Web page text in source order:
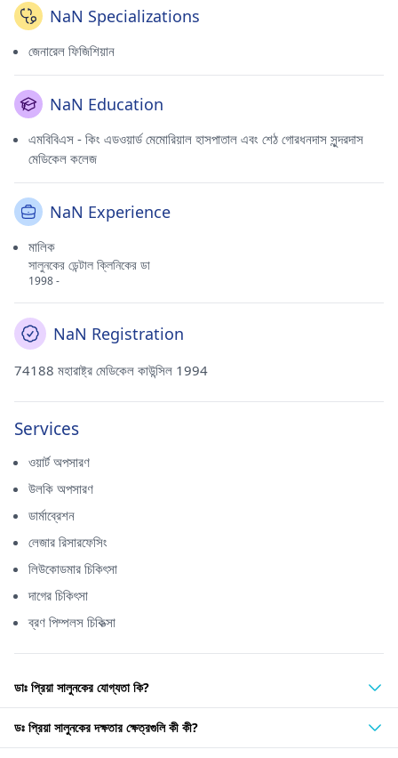
NaN Specializations
জেনারেল ফিজিশিয়ান
NaN Education
এমবিবিএস - কিং এডওয়ার্ড মেমোরিয়াল হাসপাতাল এবং শেঠ গোরধনদাস সুন্দরদাস
মেডিকেল কলেজ
NaN Experience
মালিক
সালুনকের ডেন্টাল ক্লিনিকের ডা
1998 -
NaN Registration
74188 মহারাষ্ট্র মেডিকেল কাউন্সিল 1994
Services
ওয়ার্ট অপসারণ
উলকি অপসারণ
ডার্মাব্রেশন
লেজার রিসারফেসিং
লিউকোডমার চিকিৎসা
দাগের চিকিৎসা
ব্রণ পিম্পলস চিকিত্সা
ডাঃ প্রিয়া সালুনকের যোগ্যতা কি?
ডঃ প্রিয়া সালুনকের দক্ষতার ক্ষেত্রগুলি কী কী?